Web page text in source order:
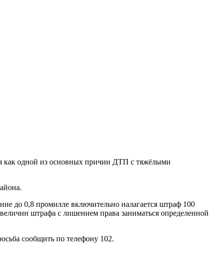
как одной из основных причин ДТП с тяжёлыми
до 0,8 промилле включительно налагается штраф 100
штрафа с лишением права заниматься определенной
сообщить по телефону 102.